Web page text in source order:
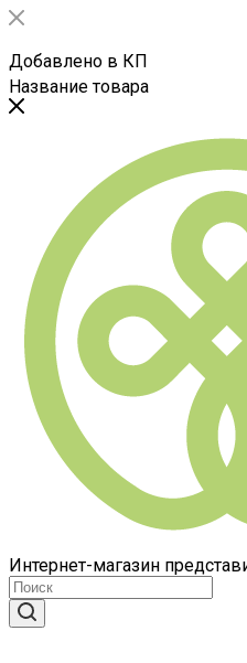
Добавлено в КП
Название товара
Интернет-магазин